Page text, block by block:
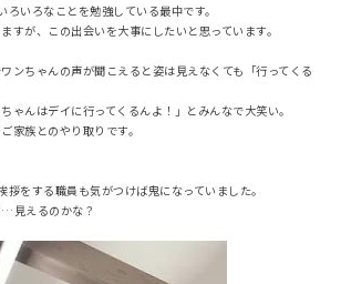
いろなことを勉強している最中です。
すが、この出会いを大事にしたいと思っています。
ンちゃんの声が聞こえると姿は見えなくても「行ってくる
ゃんはデイに行ってくるんよ！」とみんなで大笑い。
家族とのやり取りです。
をする職員も気がつけば鬼になっていました。
見えるのかな？